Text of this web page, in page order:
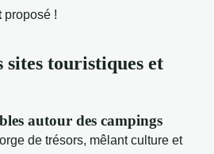
proposé !
touristiques et
autour des campings
de trésors, mêlant culture et